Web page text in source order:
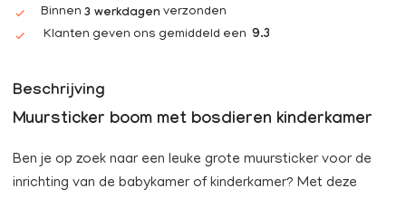
Binnen 3 werkdagen verzonden
Klanten geven ons gemiddeld een 9.3
Beschrijving
Muursticker boom met bosdieren kinderkamer
Ben je op zoek naar een leuke grote muursticker voor de
inrichting van de babykamer of kinderkamer? Met deze